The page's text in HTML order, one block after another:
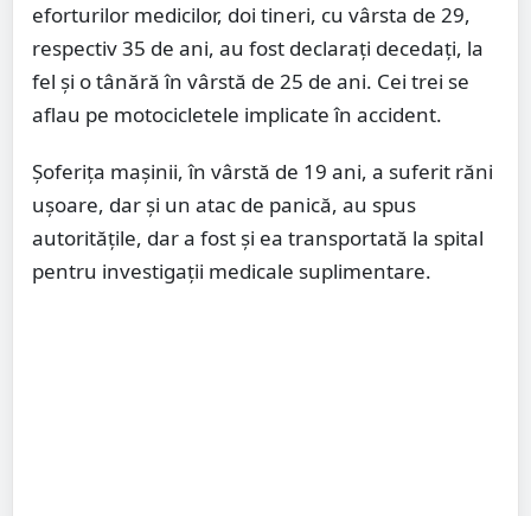
eforturilor medicilor, doi tineri, cu vârsta de 29,
respectiv 35 de ani, au fost declarați decedați, la
fel și o tânără în vârstă de 25 de ani. Cei trei se
aflau pe motocicletele implicate în accident.
Șoferița mașinii, în vârstă de 19 ani, a suferit răni
ușoare, dar și un atac de panică, au spus
autoritățile, dar a fost și ea transportată la spital
pentru investigații medicale suplimentare.